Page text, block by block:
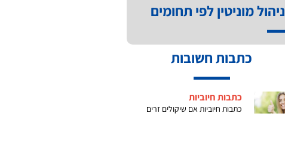
ניהול מוניטין לפי תחומים
כתבות חשובות
כתבות חיוביות
כתבות חיוביות אם שיקולים זרים